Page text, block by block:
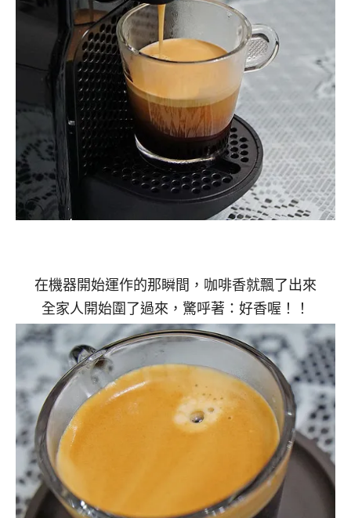
在機器開始運作的那瞬間，咖啡香就飄了出來
全家人開始圍了過來，驚呼著：好香喔！！